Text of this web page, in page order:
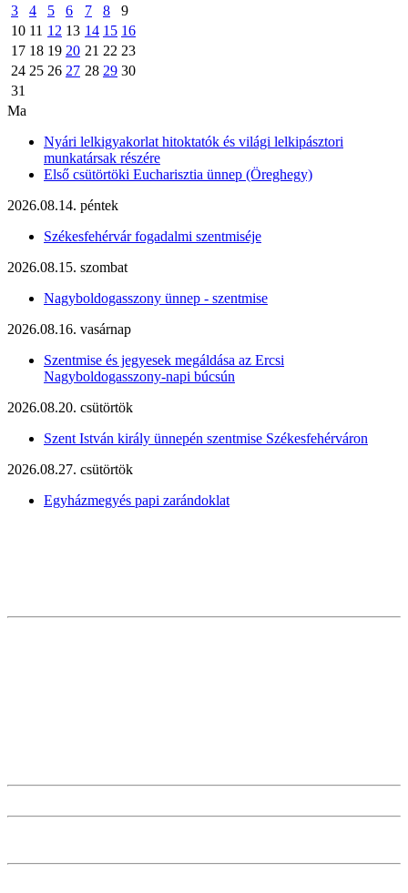
3
4 5 6 7 8
9
10 11 12 13 14 15 16
17 18 19 20 21 22 23
24 25 26 27 28 29 30
31
Ma
Nyári lelkigyakorlat hitoktatók és világi lelkipásztori
munkatársak részére
Első csütörtöki Eucharisztia ünnep (Öreghegy)
2026.08.14. péntek
Székesfehérvár fogadalmi szentmiséje
2026.08.15. szombat
Nagyboldogasszony ünnep - szentmise
2026.08.16. vasárnap
Szentmise és jegyesek megáldása az Ercsi
Nagyboldogasszony-napi búcsún
2026.08.20. csütörtök
Szent István király ünnepén szentmise Székesfehérváron
2026.08.27. csütörtök
Egyházmegyés papi zarándoklat